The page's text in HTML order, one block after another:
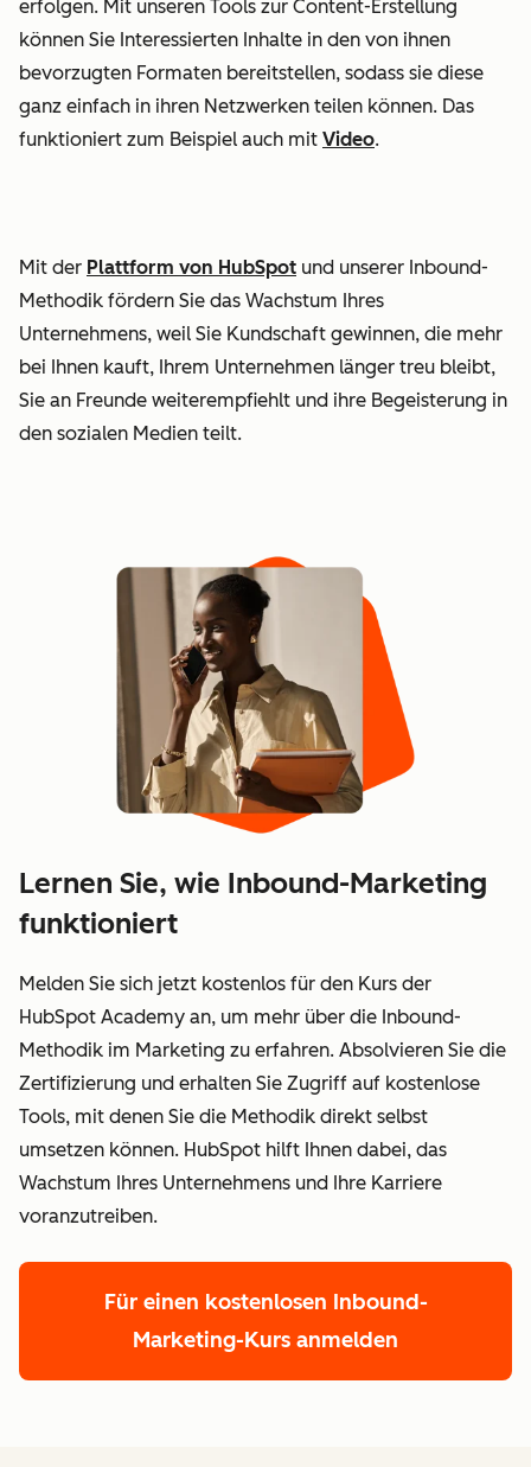
erfolgen. Mit unseren Tools zur Content-Erstellung
können Sie Interessierten Inhalte in den von ihnen
bevorzugten Formaten bereitstellen, sodass sie diese
ganz einfach in ihren Netzwerken teilen können. Das
funktioniert zum Beispiel auch mit Video.
Mit der Plattform von HubSpot und unserer Inbound-
Methodik fördern Sie das Wachstum Ihres
Unternehmens, weil Sie Kundschaft gewinnen, die mehr
bei Ihnen kauft, Ihrem Unternehmen länger treu bleibt,
Sie an Freunde weiterempfiehlt und ihre Begeisterung in
den sozialen Medien teilt.
Lernen Sie, wie Inbound-Marketing
funktioniert
Melden Sie sich jetzt kostenlos für den Kurs der
HubSpot Academy an, um mehr über die Inbound-
Methodik im Marketing zu erfahren. Absolvieren Sie die
Zertifizierung und erhalten Sie Zugriff auf kostenlose
Tools, mit denen Sie die Methodik direkt selbst
umsetzen können. HubSpot hilft Ihnen dabei, das
Wachstum Ihres Unternehmens und Ihre Karriere
voranzutreiben.
Für einen kostenlosen Inbound-
Marketing-Kurs anmelden